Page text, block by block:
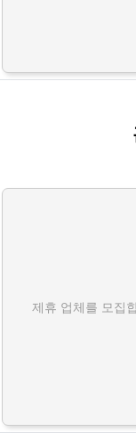
제휴 업체를 모집